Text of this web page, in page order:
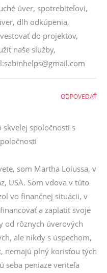
úver, spotrebiteľovi,
dlh odkúpenia,
do projektov,
naše služby,
spoločnosti s
som Martha Loiussa, v
USA. Som vdova v túto
vo finančnej situácii, v
a zaplatiť svoje
od rôznych úverových
ale nikdy s úspechom,
nemajú plný korisťou tých
seba peniaze veriteľa
ODPOVEDAŤ